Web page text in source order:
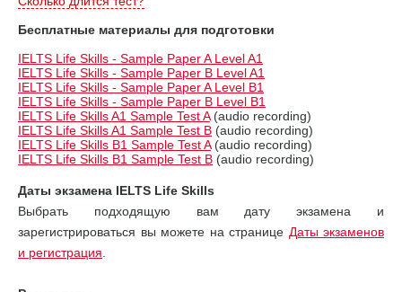
Бесплатные материалы для подготовки
IELTS Life Skills - Sample Paper A Level A1
IELTS Life Skills - Sample Paper B Level A1
IELTS Life Skills - Sample Paper A Level B1
IELTS Life Skills - Sample Paper B Level B1
IELTS Life Skills A1 Sample Test A(audio recording)
IELTS Life Skills A1 Sample Test B (audio recording)
IELTS Life Skills B1 Sample Test A(audio recording)
IELTS Life Skills B1 Sample Test B (audio recording)
Даты экзамена IELTS Life Skills
Выбрать подходящую вам дату экзамена и
зарегистрироваться вы можете на странице Даты экзаменов
и регистрация